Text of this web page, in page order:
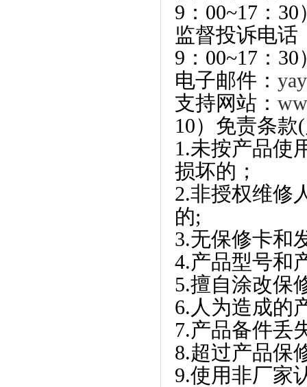
9：00~17：30
监督投诉电话
9：00~17：30
电子邮件：
支持网站：
10）免责条
1.未按产品使
损坏的；
2.非授权维修
的;
3.无保修卡和
4.产品型号和
5.擅自涂改保
6.人为造成的
7.产品备件丢
8.超过产品保
9.使用非厂家